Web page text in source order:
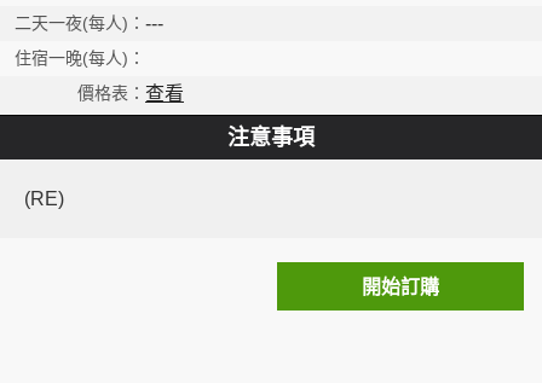
---
查看
注意事項
(RE)
開始訂購